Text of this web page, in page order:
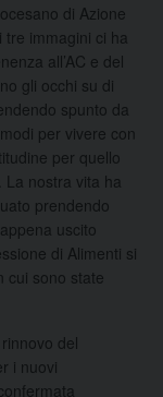
di Azione
tre immagini ci ha
all’AC e del
gli occhi su di
spunto da
per vivere con
per quello
nostra vita ha
prendendo
uscito
di Alimenti si
cui sono state
del
i nuovi